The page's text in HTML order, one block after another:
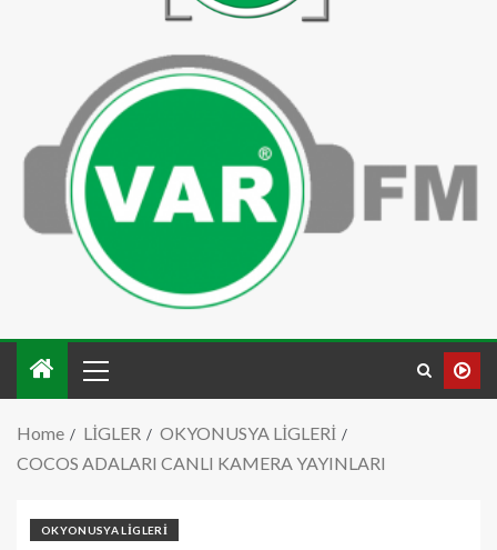
Home LİGLER
OKYONUSYA LİGLERİ
COCOS ADALARI CANLI KAMERA YAYINLARI
OKYONUSYA LİGLERİ